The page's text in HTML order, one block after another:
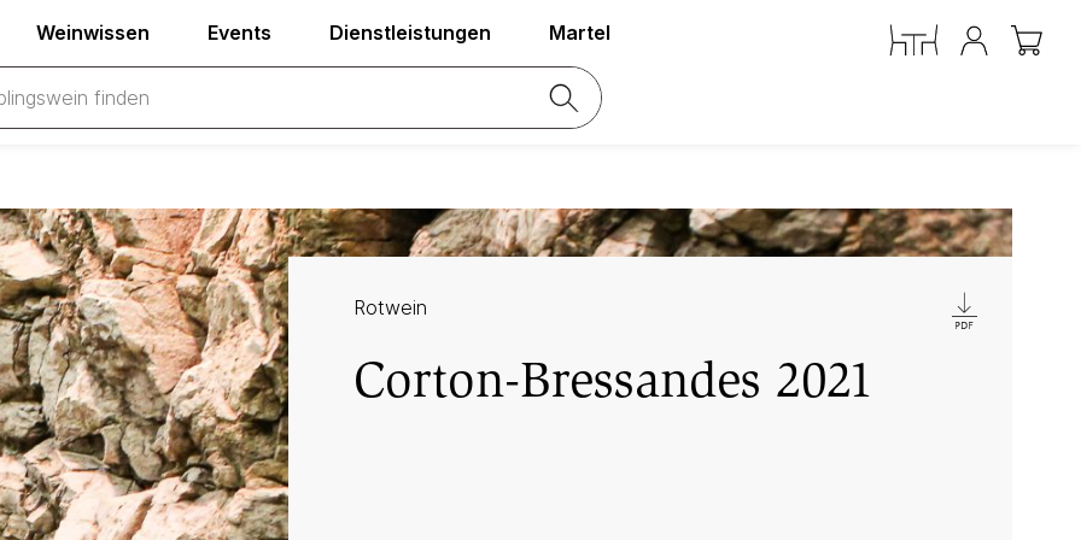
Weinwissen Events Dienstleistungen Martel
Rotwein
Corton-Bressandes 2021